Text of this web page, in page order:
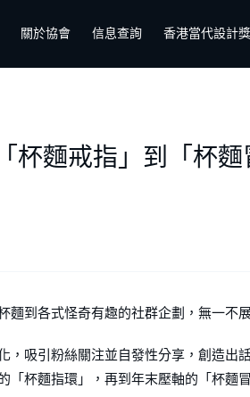
關於協會 信息查詢 香港當代設計獎
杯麵戒指」到「杯
麵到各式怪奇有趣的社群企劃，無一不
，吸引粉絲關注並自發性分享，創造出
「杯麵指環」，再到年末壓軸的「杯麵